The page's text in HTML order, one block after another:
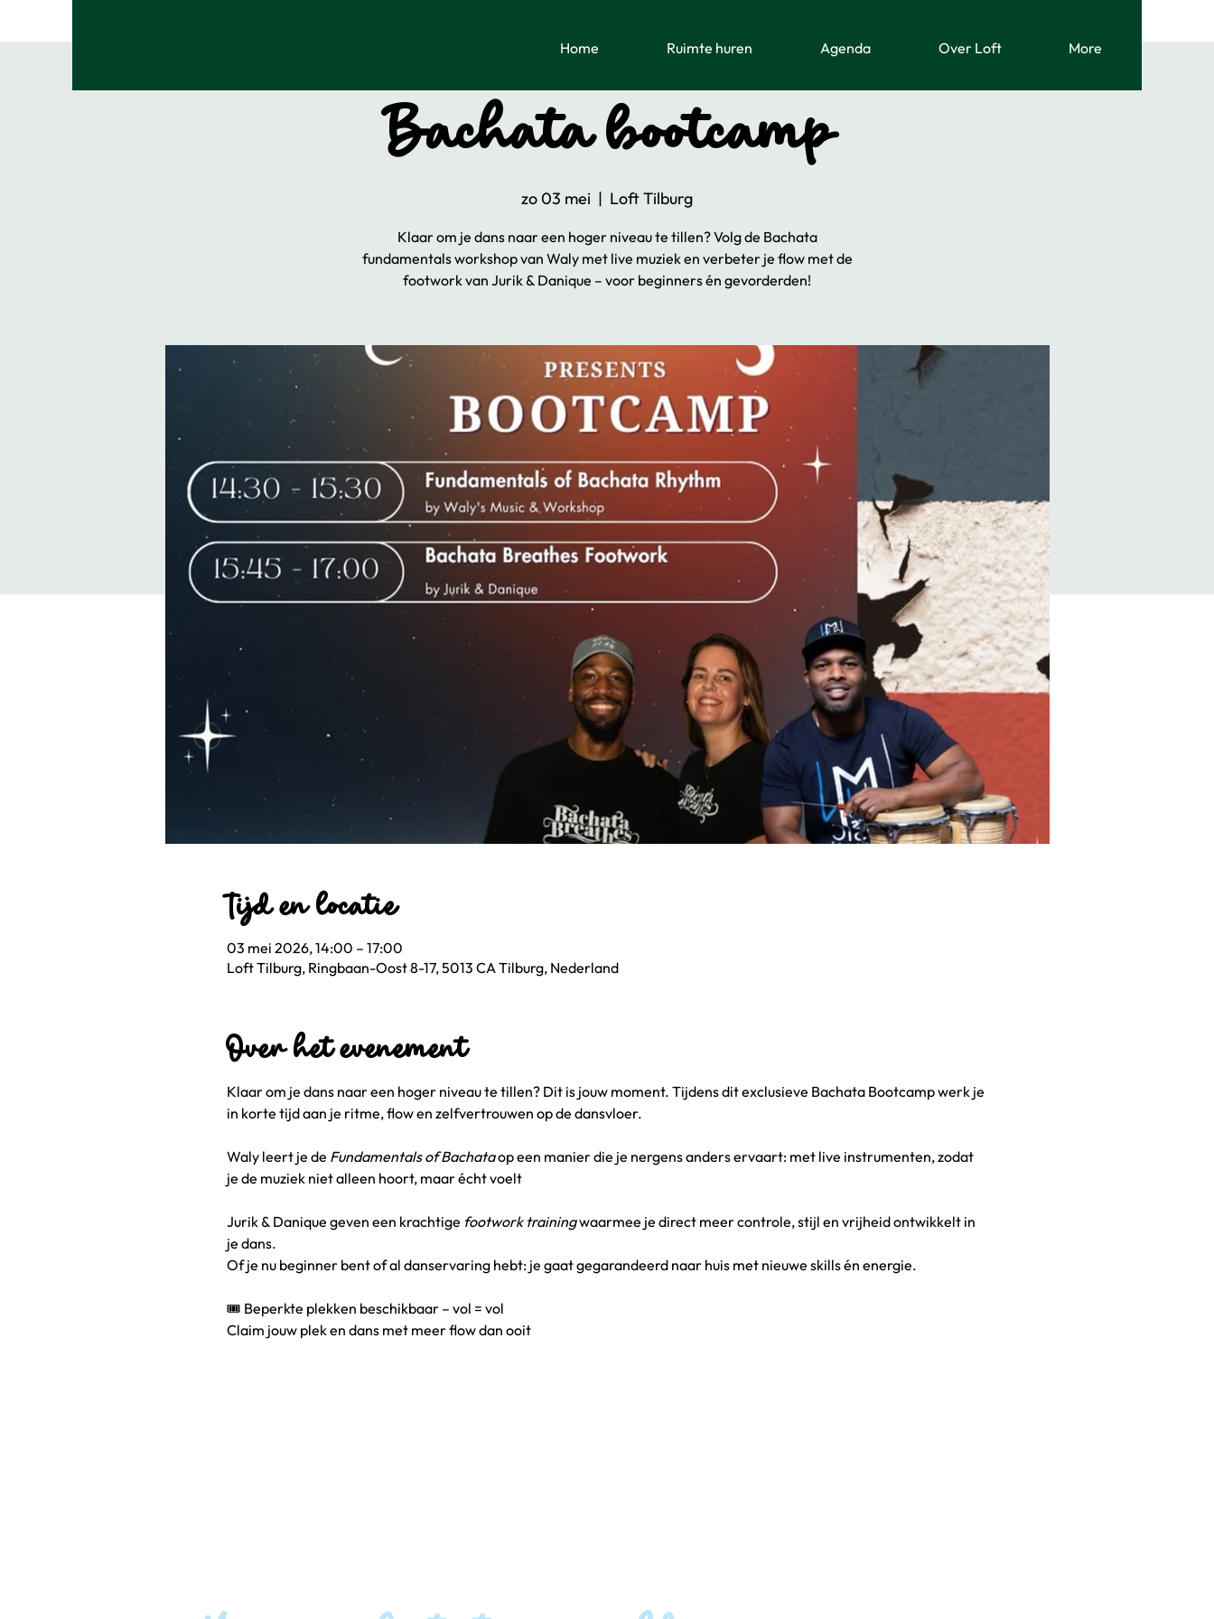
Home Ruimte huren Agenda Over Loft More
Bachata bootcamp
zo 03 mei
  |
Loft Tilburg
Klaar om je dans naar een hoger niveau te tillen? Volg de Bachata
fundamentals workshop van Waly met live muziek en verbeter je flow met de
footwork van Jurik & Danique – voor beginners én gevorderden!
Tijd en locatie
03 mei 2026, 14:00 – 17:00
Loft Tilburg, Ringbaan-Oost 8-17, 5013 CA Tilburg, Nederland
Over het evenement
Klaar om je dans naar een hoger niveau te tillen? Dit is jouw moment. Tijdens dit exclusieve Bachata Bootcamp werk je
in korte tijd aan je ritme, flow en zelfvertrouwen op de dansvloer.
Waly leert je de Fundamentals of Bachata op een manier die je nergens anders ervaart: met live instrumenten, zodat
je de muziek niet alleen hoort, maar écht voelt
Jurik & Danique geven een krachtige footwork training waarmee je direct meer controle, stijl en vrijheid ontwikkelt in
je dans.
Of je nu beginner bent of al danservaring hebt: je gaat gegarandeerd naar huis met nieuwe skills én energie.
🎟️ Beperkte plekken beschikbaar – vol = vol
Claim jouw plek en dans met meer flow dan ooit